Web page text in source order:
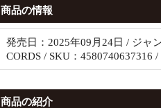
商品の情報
発売日：2025年09月24日 / ジャ
CORDS / SKU：4580740637316
商品の紹介